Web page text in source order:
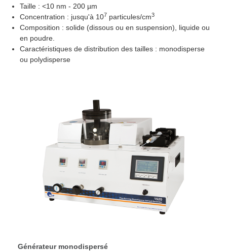
Taille : <10 nm - 200 µm
Concentration : jusqu'à 107 particules/cm3
Composition : solide (dissous ou en suspension), liquide ou
en poudre.
Caractéristiques de distribution des tailles : monodisperse
ou polydisperse
Générateur monodispersé